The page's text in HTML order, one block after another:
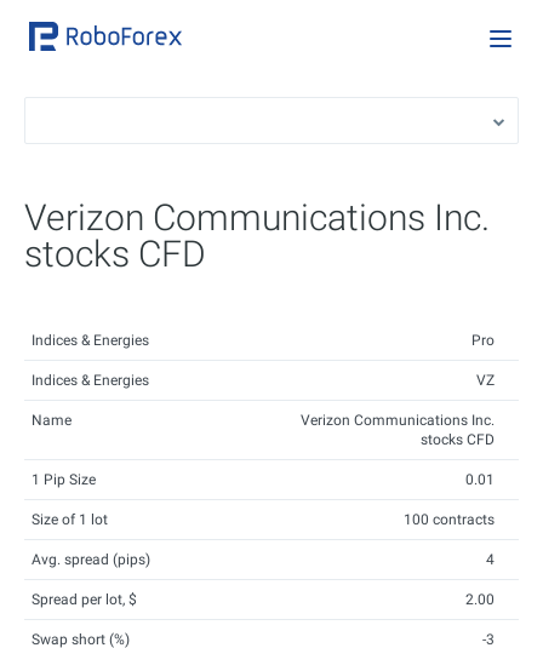
Verizon Communications Inc.
stocks CFD
Indices & Energies Pro
Indices & Energies VZ
Name
Verizon Communications Inc.
stocks CFD
1 Pip Size 0.01
Size of 1 lot 100 contracts
Avg. spread (pips) 4
Spread per lot, $ 2.00
Swap short (%) -3